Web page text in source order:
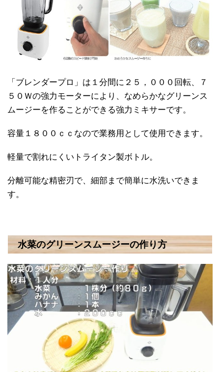
「ブレンダープロ」は１分間に２５，０００回転、７
５０Ｗの強力モーターにより、なめらかなグリーンス
ムージーを作ることができる強力ミキサーです。
容量１８００ｃｃなので業務用として使用できます。
軽量で割れにくいトライタン製ボトル。
分離可能な精密刃で、細部まで簡単に水洗いできま
す。
水菜のグリーンスムージーの作り方